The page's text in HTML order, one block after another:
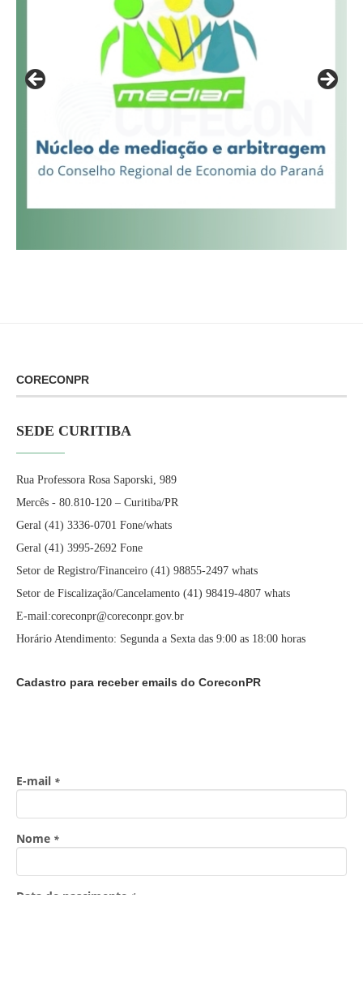
CORECONPR
SEDE CURITIBA
Rua Professora Rosa Saporski, 989
Mercês - 80.810-120 – Curitiba/PR
Geral (41) 3336-0701 Fone/whats
Geral (41) 3995-2692 Fone
Setor de Registro/Financeiro (41) 98855-2497 whats
Setor de Fiscalização/Cancelamento (41) 98419-4807 whats
E-mail:coreconpr@coreconpr.gov.br
Horário Atendimento: Segunda a Sexta das 9:00 as 18:00 horas
Cadastro para receber emails do CoreconPR